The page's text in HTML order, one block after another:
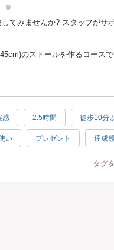
てみませんか? スタッフがサ
のストールを作るコースで
の機会にぜひご参加お待ちし
感 2.5時間 徒歩10分
い プレゼント 達成
タグ